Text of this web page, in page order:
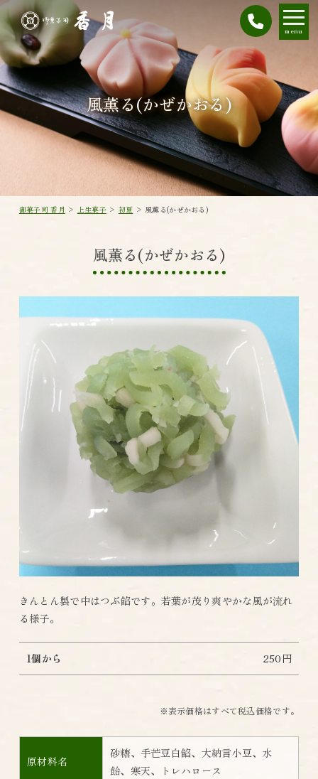
menu
風薫る(かぜかおる)
御菓子司 香月 > 上生菓子 > 初夏 > 風薫る(かぜかおる)
風薫る(かぜかおる)
きんとん製で中はつぶ餡です。若葉が茂り爽やかな風が流れ
る様子。
1個から 250円
※表示価格はすべて税込価格です。
原材料名
砂糖、手芒豆白餡、大納言小豆、水
飴、寒天、トレハロース